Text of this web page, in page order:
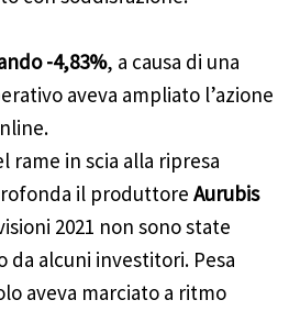
-4,83%, a causa di una
aveva ampliato l’azione
rame in scia alla ripresa
il produttoreAurubis
2021 non sono state
da alcuni investitori. Pesa
aveva marciato a ritmo